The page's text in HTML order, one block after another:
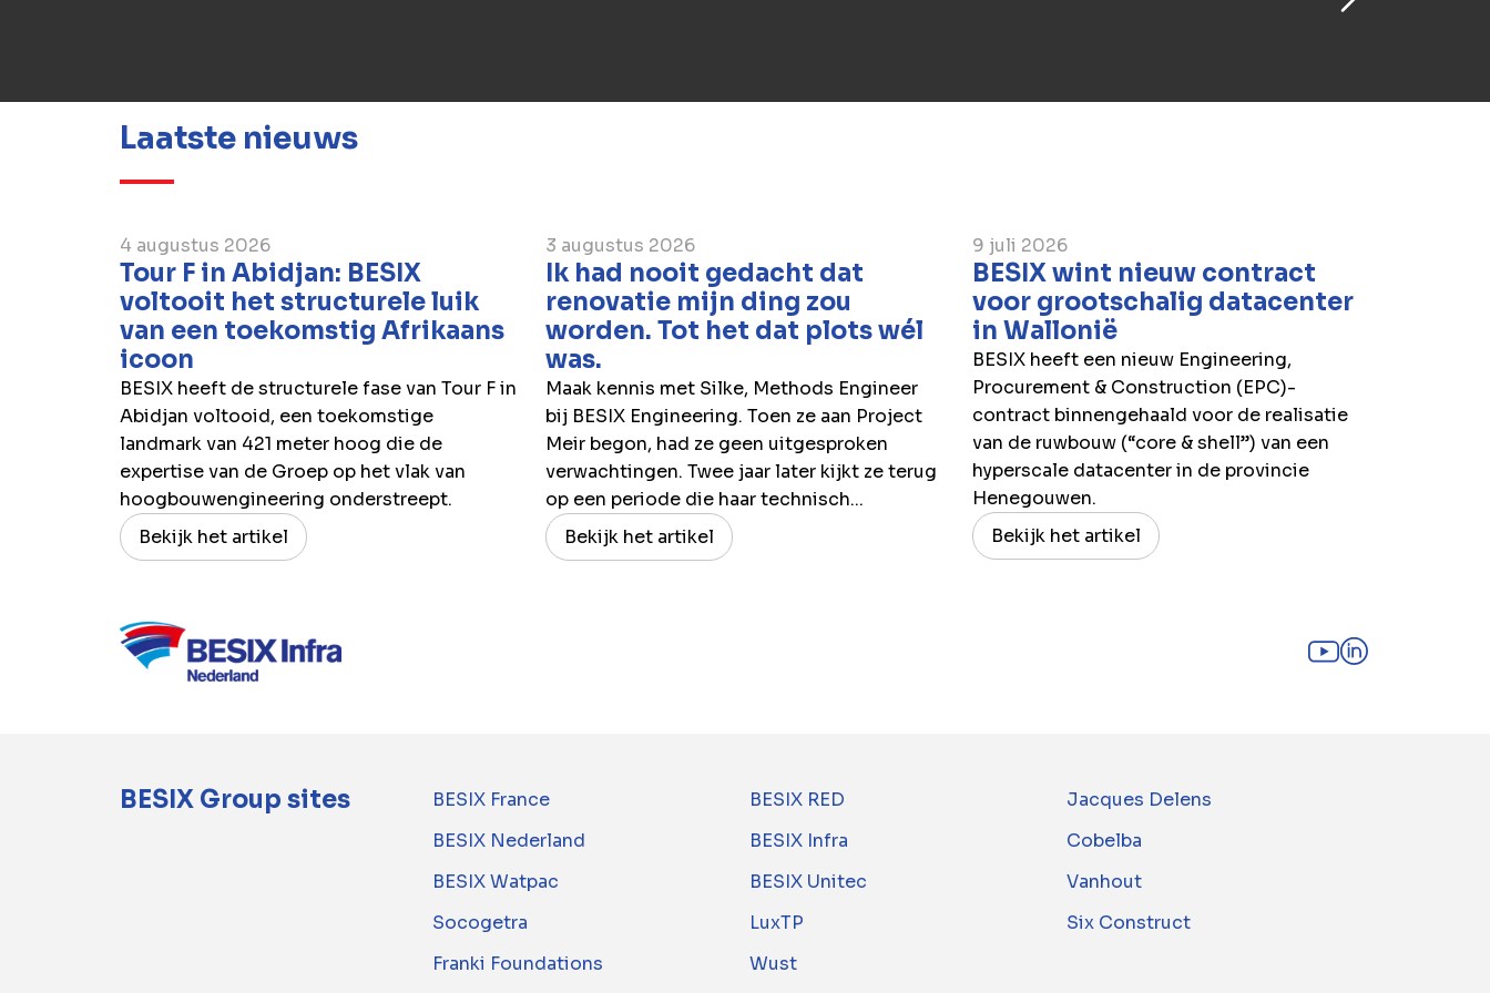
Laatste nieuws
4 augustus 2026
Tour F in Abidjan: BESIX
voltooit het structurele luik
van een toekomstig Afrikaans
icoon
BESIX heeft de structurele fase van Tour F in
Abidjan voltooid, een toekomstige
landmark van 421 meter hoog die de
expertise van de Groep op het vlak van
hoogbouwengineering onderstreept.
Bekijk het artikel
3 augustus 2026
Ik had nooit gedacht dat
renovatie mijn ding zou
worden. Tot het dat plots wél
was.
Maak kennis met Silke, Methods Engineer
bij BESIX Engineering. Toen ze aan Project
Meir begon, had ze geen uitgesproken
verwachtingen. Twee jaar later kijkt ze terug
op een periode die haar technisch...
Bekijk het artikel
9 juli 2026
BESIX wint nieuw contract
voor grootschalig datacenter
in Wallonië
BESIX heeft een nieuw Engineering,
Procurement & Construction (EPC)-
contract binnengehaald voor de realisatie
van de ruwbouw (“core & shell”) van een
hyperscale datacenter in de provincie
Henegouwen.
Bekijk het artikel
BESIX Group sites BESIX France BESIX RED
Jacques Delens
BESIX Nederland
BESIX Infra
Cobelba
BESIX Watpac
BESIX Unitec
Vanhout
Socogetra
LuxTP
Six Construct
Franki Foundations
Wust